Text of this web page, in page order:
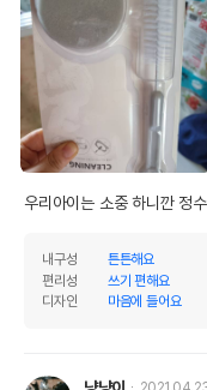
우리아이는 소중 하니깐 정
내구성
튼튼해요
편리성
쓰기 편해요
디자인
마음에 들어요